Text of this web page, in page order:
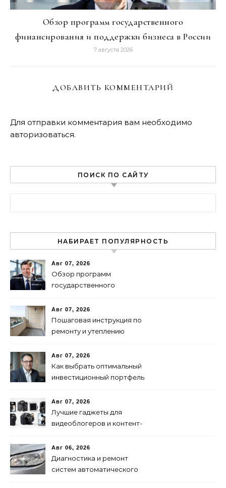
Обзор программ государственного
финансирования и поддержки бизнеса в России
7 августа 2026
ДОБАВИТЬ КОММЕНТАРИЙ
Для отправки комментария вам необходимо
авторизоваться.
ПОИСК ПО САЙТУ
НАБИРАЕТ ПОПУЛЯРНОСТЬ
Авг 07, 2026
Обзор программ
государственного
поддержки бизнеса в
России
Авг 07, 2026
Пошаговая инструкция по
ремонту и утеплению
Авг 07, 2026
Как выбрать оптимальный
инвестиционный портфель
Авг 07, 2026
Лучшие гаджеты для
видеоблогеров и контент-
Авг 06, 2026
Диагностика и ремонт
систем автоматического